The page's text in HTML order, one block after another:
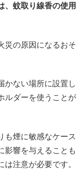
、蚊取り線香の使用
災の原因になるおそ
かない場所に設置し
ルダーを使うことが
も煙に敏感なケース
影響を与えることも
注意が必要です。